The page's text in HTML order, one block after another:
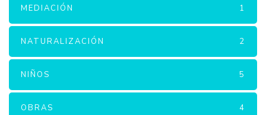
MEDIACIÓN 1
NATURALIZACIÓN 2
NIÑOS 5
OBRAS 4